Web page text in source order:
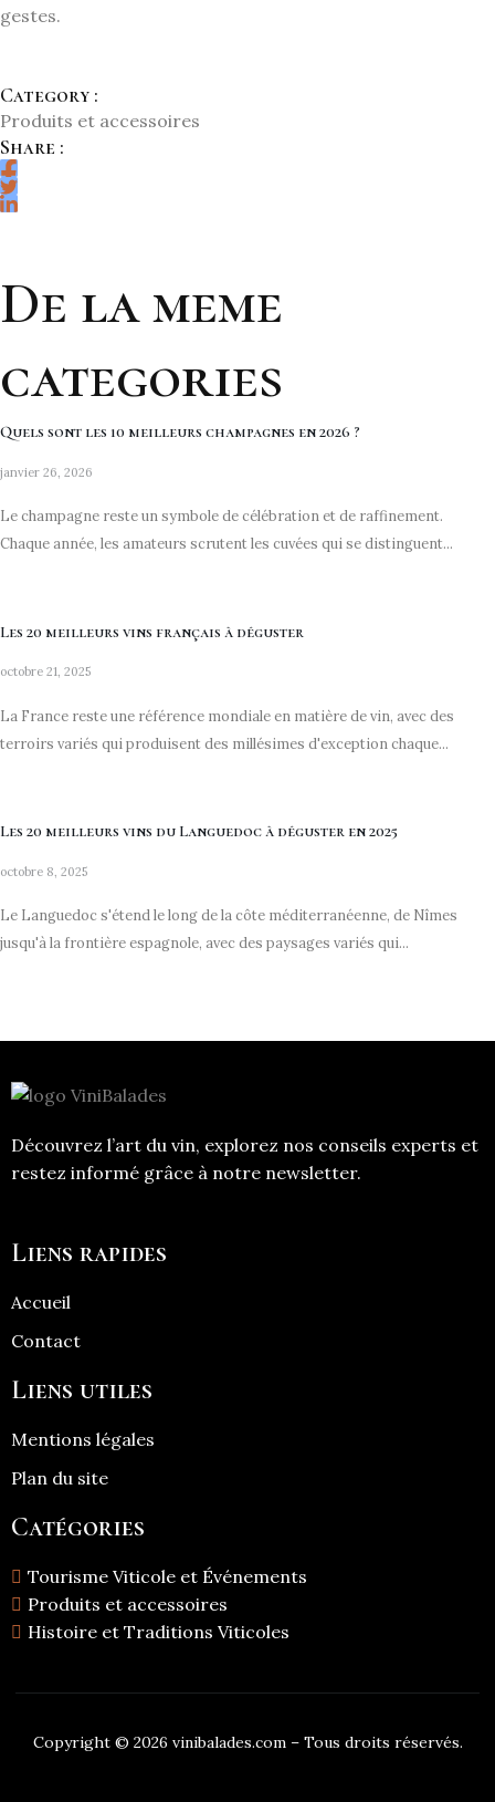
gestes.
Category :
Produits et accessoires
Share :
De la meme
categories
Quels sont les 10 meilleurs champagnes en 2026 ?
janvier 26, 2026
Le champagne reste un symbole de célébration et de raffinement.
Chaque année, les amateurs scrutent les cuvées qui se distinguent...
Les 20 meilleurs vins français à déguster
octobre 21, 2025
La France reste une référence mondiale en matière de vin, avec des
terroirs variés qui produisent des millésimes d'exception chaque...
Les 20 meilleurs vins du Languedoc à déguster en 2025
octobre 8, 2025
Le Languedoc s'étend le long de la côte méditerranéenne, de Nîmes
jusqu'à la frontière espagnole, avec des paysages variés qui...
Découvrez l’art du vin, explorez nos conseils experts et
restez informé grâce à notre newsletter.
Liens rapides
Accueil
Contact
Liens utiles
Mentions légales
Plan du site
Catégories
Tourisme Viticole et Événements
Produits et accessoires
Histoire et Traditions Viticoles
Copyright © 2026 vinibalades.com – Tous droits réservés.